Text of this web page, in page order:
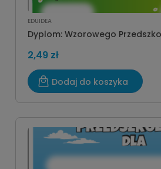
EDUIDEA
Dyplom: Wzorowego
2,49 zł
Dodaj do koszyka